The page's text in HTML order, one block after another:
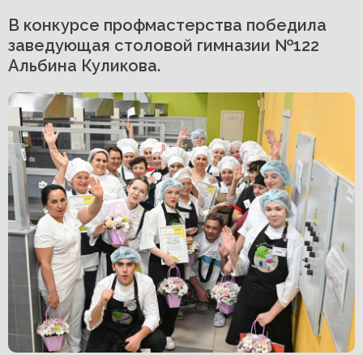
В конкурсе профмастерства победила
заведующая столовой гимназии №122
Альбина Куликова.